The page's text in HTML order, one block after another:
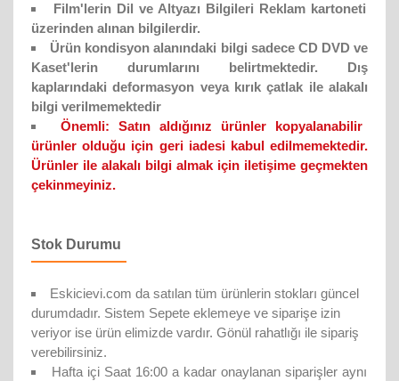
Film'lerin Dil ve Altyazı Bilgileri Reklam kartoneti
üzerinden alınan bilgilerdir.
Ürün kondisyon alanındaki bilgi sadece CD DVD ve
Kaset'lerin durumlarını belirtmektedir. Dış
kaplarındaki deformasyon veya kırık çatlak ile alakalı
bilgi verilmemektedir
Önemli:
Satın aldığınız ürünler kopyalanabilir
ürünler olduğu için geri iadesi kabul edilmemektedir.
Ürünler ile alakalı bilgi almak için iletişime geçmekten
çekinmeyiniz.
Stok Durumu
Eskicievi.com da satılan tüm ürünlerin stokları güncel
durumdadır. Sistem Sepete eklemeye ve siparişe izin
veriyor ise ürün elimizde vardır. Gönül rahatlığı ile sipariş
verebilirsiniz.
Hafta içi Saat 16:00 a kadar onaylanan siparişler aynı